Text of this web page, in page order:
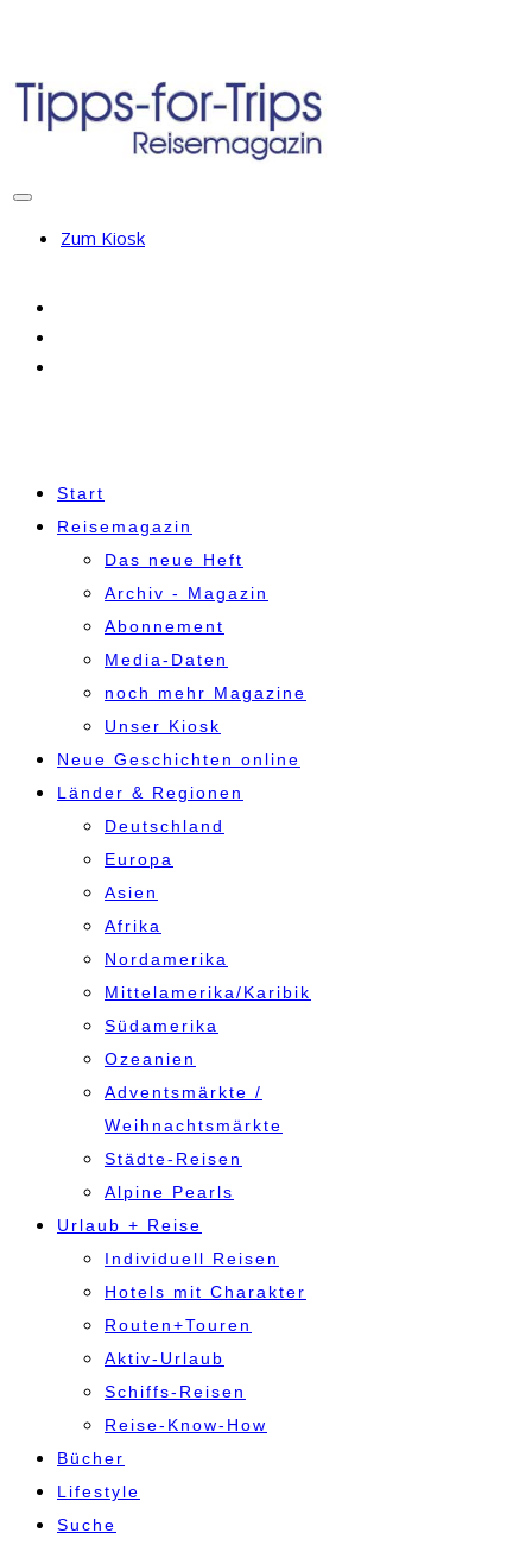
Zum Kiosk
Start
Reisemagazin
Das neue Heft
Archiv - Magazin
Abonnement
Media-Daten
noch mehr Magazine
Unser Kiosk
Neue Geschichten online
Länder & Regionen
Deutschland
Europa
Asien
Afrika
Nordamerika
Mittelamerika/Karibik
Südamerika
Ozeanien
Adventsmärkte /
Weihnachtsmärkte
Städte-Reisen
Alpine Pearls
Urlaub + Reise
Individuell Reisen
Hotels mit Charakter
Routen+Touren
Aktiv-Urlaub
Schiffs-Reisen
Reise-Know-How
Bücher
Lifestyle
Suche